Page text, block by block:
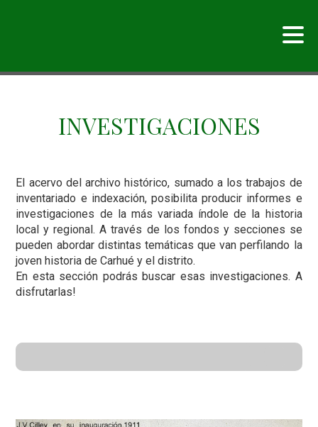
INVESTIGACIONES
El acervo del archivo histórico, sumado a los trabajos de
inventariado e indexación, posibilita producir informes e
investigaciones de la más variada índole de la historia
local y regional. A través de los fondos y secciones se
pueden abordar distintas temáticas que van perfilando la
joven historia de Carhué y el distrito.
En esta sección podrás buscar esas investigaciones. A
disfrutarlas!